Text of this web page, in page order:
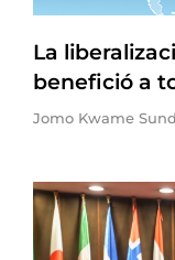
La
benefició a
Jomo Kwame